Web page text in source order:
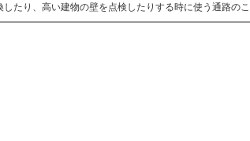
たり、高い建物の壁を点検したりする時に使う通路のこ